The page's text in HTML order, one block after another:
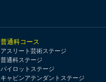
普通科コース
アスリート芸術ステージ
普通科ステージ
パイロットステージ
キャビンアテンダントステージ